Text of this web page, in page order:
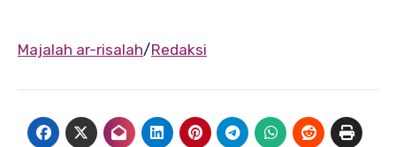
Majalah ar-risalah/Redaksi